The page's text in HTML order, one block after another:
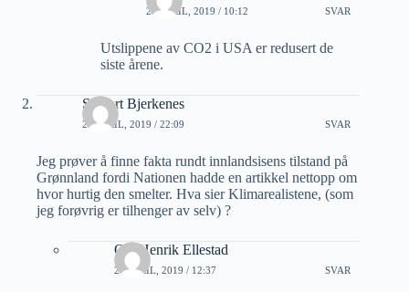
20 APRIL, 2019 / 10:12 SVAR
Utslippene av CO2 i USA er redusert de
siste årene.
Sigvart Bjerkenes
23 APRIL, 2019 / 22:09 SVAR
Jeg prøver å finne fakta rundt innlandsisens tilstand på
Grønnland fordi Nationen hadde en artikkel nettopp om
hvor hurtig den smelter. Hva sier Klimarealistene, (som
jeg forøvrig er tilhenger av selv) ?
Ole Henrik Ellestad
25 APRIL, 2019 / 12:37 SVAR